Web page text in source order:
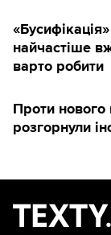
найчастіше
варто робити
Проти
розгорнули